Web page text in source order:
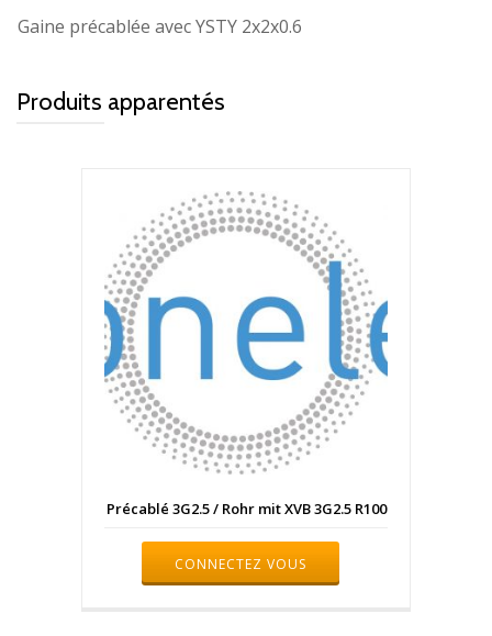
Gaine précablée avec YSTY 2x2x0.6
Produits apparentés
Précablé 3G2.5 / Rohr mit XVB 3G2.5 R100
CONNECTEZ VOUS